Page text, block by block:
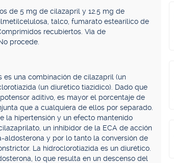
de 5 mg de cilazapril y 12.5 mg de
talco, fumarato estearílico de
recubiertos. Vía de
procede.
es una combinación de cilazapril (un
(un diurético tiazídico). Dado que
aditivo, es mayor el porcentaje de
que a cualquiera de ellos por separado.
la hipertensión y un efecto mantenido
un inhibidor de la ECA de acción
y por lo tanto la conversión de
La hidroclorotiazida es un diurético.
lo que resulta en un descenso del